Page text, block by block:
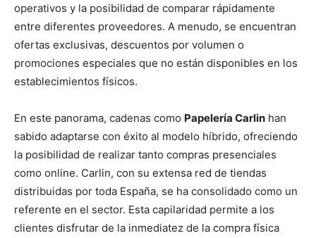
operativos y la posibilidad de comparar rápidamente
entre diferentes proveedores. A menudo, se encuentran
ofertas exclusivas, descuentos por volumen o
promociones especiales que no están disponibles en los
establecimientos físicos.
En este panorama, cadenas como Papelería Carlin han
sabido adaptarse con éxito al modelo híbrido, ofreciendo
la posibilidad de realizar tanto compras presenciales
como online. Carlin, con su extensa red de tiendas
distribuidas por toda España, se ha consolidado como un
referente en el sector. Esta capilaridad permite a los
clientes disfrutar de la inmediatez de la compra física